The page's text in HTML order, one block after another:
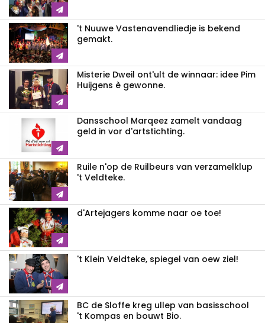
't Nuuwe Vastenavendliedje is bekend
gemakt.
Misterie Dweil ont'ult de winnaar: idee Pim
Huijgens è gewonne.
Dansschool Marqeez zamelt vandaag
geld in vor d'artstichting.
Ruile n'op de Ruilbeurs van verzamelklup
't Veldteke.
d'Artejagers komme naar oe toe!
't Klein Veldteke, spiegel van oew ziel!
BC de Sloffe kreg ullep van basisschool
't Kompas en bouwt Bio.